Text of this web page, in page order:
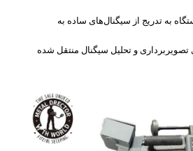
به تدریج از سیگنال‌های ساده به
تصویربرداری و تحلیل سیگنال منتقل شده